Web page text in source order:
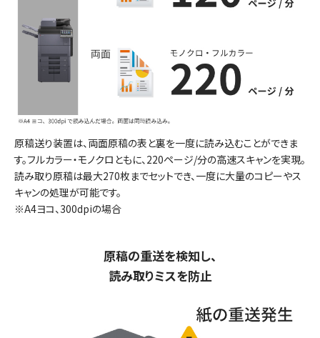
原稿送り装置は、両面原稿の表と裏を一度に読み込むことができま
す。フルカラー・モノクロともに、220ページ/分の高速スキャンを実現。
読み取り原稿は最大270枚までセットでき、一度に大量のコピーやス
キャンの処理が可能です。
※A4ヨコ、300dpiの場合
原稿の重送を検知し、
読み取りミスを防止